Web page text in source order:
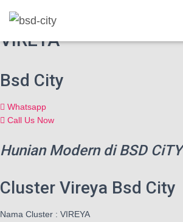
VIREYA
Bsd City
Whatsapp
Call Us Now
Hunian Modern di BSD CiTY
Cluster Vireya Bsd City
Nama Cluster : VIREYA